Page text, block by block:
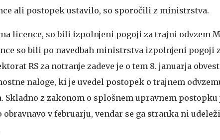
ali postopek ustavilo, so sporočili z ministrstva.
licence, so bili izpolnjeni pogoji za trajni odvzem
so bili po navedbah ministrstva izpolnjeni pogoji
RS za notranje zadeve je o tem 8. januarja
naloge, ki je uvedel postopek o trajnem
Skladno z zakonom o splošnem upravnem postopku
v februarju, vendar se ga stranka ni